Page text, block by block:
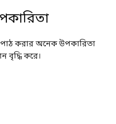
করার অনেক উপকারিতা
বৃদ্ধি করে।